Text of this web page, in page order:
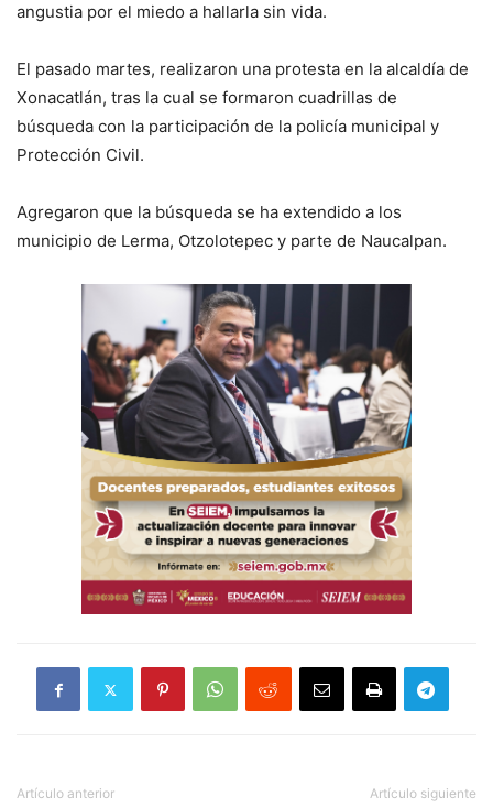
angustia por el miedo a hallarla sin vida.
El pasado martes, realizaron una protesta en la alcaldía de
Xonacatlán, tras la cual se formaron cuadrillas de
búsqueda con la participación de la policía municipal y
Protección Civil.
Agregaron que la búsqueda se ha extendido a los
municipio de Lerma, Otzolotepec y parte de Naucalpan.
Artículo anterior Artículo siguiente